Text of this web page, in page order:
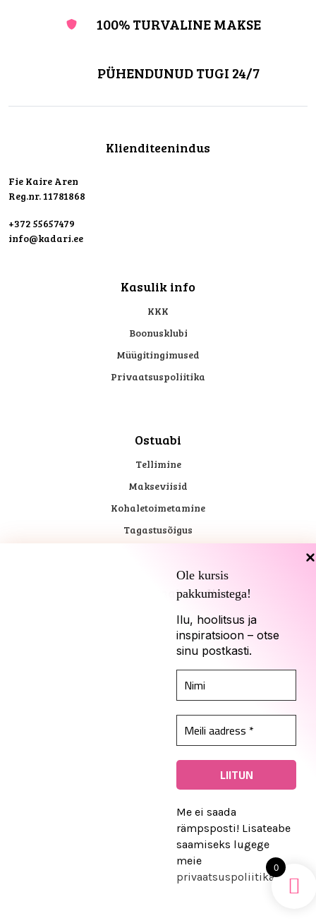
Ole kursis
pakkumistega!
Ilu, hoolitsus ja
inspiratsioon – otse
sinu postkasti.
Me ei saada
rämpsposti! Lisateabe
saamiseks lugege
meie
privaatsuspoliitikat.
100% TURVALINE MAKSE
PÜHENDUNUD TUGI 24/7
Klienditeenindus
Fie Kaire Aren
Reg.nr. 11781868
+372 55657479
info@kadari.ee
Kasulik info
KKK
Boonusklubi
Müügitingimused
Privaatsuspoliitika
Ostuabi
Tellimine
Makseviisid
Kohaletoimetamine
Tagastusõigus
Kadari sotsiaalmeedias
© 2026 Kadari. Kõik õigused kaitstud
0